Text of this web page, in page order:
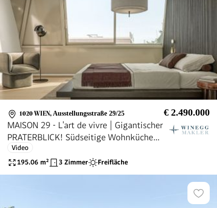
1020 WIEN, Ausstellungsstraße 29/25 € 2.490.000
MAISON 29 - L'art de vivre | Gigantischer
PRATERBLICK! Südseitige Wohnküche
mit charmantem Türmchen! 2 Terrassen
mit über 50 qm!
Video
195.06 m² 3 Zimmer Freifläche